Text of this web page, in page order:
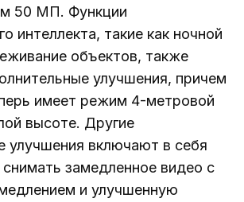
50 МП. Функции
интеллекта, такие как ночной
объектов, также
улучшения, причем
имеет режим 4-метровой
высоте. Другие
улучшения включают в себя
замедленное видео с
и улучшенную